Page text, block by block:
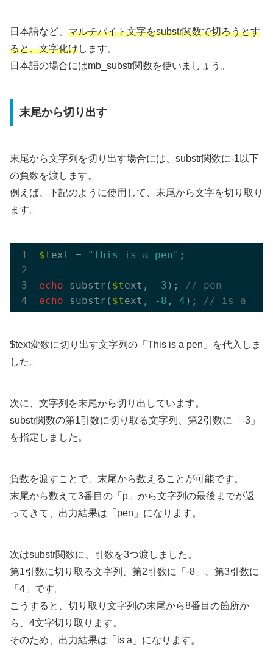
日本語など、 マルチバイト文字をsubstr関数で切ろうとす
ると、文字化けします。
日本語の場合にはmb_substr関数を使いましょう。
末尾から切り出す
末尾から文字列を切り出す場合には、substr関数に-1以下
の負数を渡します。
例えば、下記のように使用して、末尾から文字を切り取り
ます。
$text = "This is a pen" ;
echo substr( $text, - 3 );
// pen
echo substr( $text, - 8 , 4 ); // is a
$text変数に切り出す文字列の「This is a pen」を代入しま
した。
次に、文字列を末尾から切り出しています。
substr関数の第1引数に切り取る文字列、第2引数に「-3」
を指定しました。
負数を渡すことで、末尾から数えることが可能です。
末尾から数えて3番目の「p」から文字列の最後までが返
ってきて、出力結果は「pen」になります。
次はsubstr関数に、引数を3つ渡しました。
第1引数に切り取る文字列、第2引数に「-8」、第3引数に
「4」です。
こうすると、切り取り文字列の末尾から8番目の箇所か
ら、4文字切り取ります。
そのため、出力結果は「is a」になります。